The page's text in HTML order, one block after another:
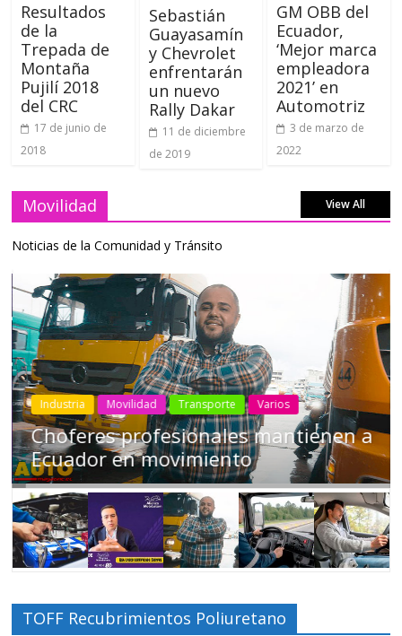
Resultados
de la
Trepada de
Montaña
Pujilí 2018
del CRC
17 de junio de
2018
Sebastián
Guayasamín
y Chevrolet
enfrentarán
un nuevo
Rally Dakar
11 de diciembre
de 2019
GM OBB del
Ecuador,
‘Mejor marca
empleadora
2021’ en
Automotriz
3 de marzo de
2022
Movilidad View All
Noticias de la Comunidad y Tránsito
Industria Movilidad Transporte Varios
Choferes profesionales mantienen a
Ecuador en movimiento
TOFF Recubrimientos Poliuretano